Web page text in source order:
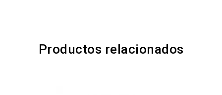
Productos relacionados